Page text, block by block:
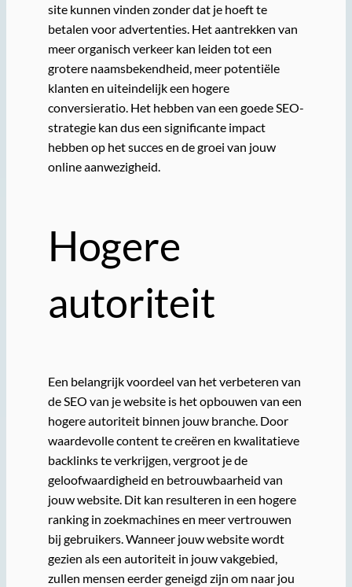
site kunnen vinden zonder dat je hoeft te
betalen voor advertenties. Het aantrekken van
meer organisch verkeer kan leiden tot een
grotere naamsbekendheid, meer potentiële
klanten en uiteindelijk een hogere
conversieratio. Het hebben van een goede SEO-
strategie kan dus een significante impact
hebben op het succes en de groei van jouw
online aanwezigheid.
Hogere
autoriteit
Een belangrijk voordeel van het verbeteren van
de SEO van je website is het opbouwen van een
hogere autoriteit binnen jouw branche. Door
waardevolle content te creëren en kwalitatieve
backlinks te verkrijgen, vergroot je de
geloofwaardigheid en betrouwbaarheid van
jouw website. Dit kan resulteren in een hogere
ranking in zoekmachines en meer vertrouwen
bij gebruikers. Wanneer jouw website wordt
gezien als een autoriteit in jouw vakgebied,
zullen mensen eerder geneigd zijn om naar jou